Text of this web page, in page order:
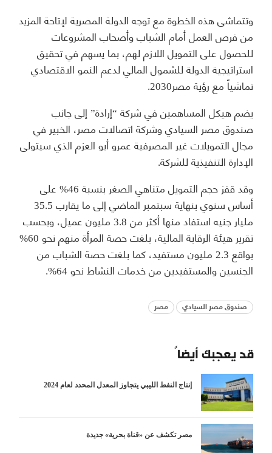
وتتماشى هذه الخطوة مع توجه الدولة المصرية لإتاحة المزيد
من فرص العمل أمام الشباب وأصحاب المشروعات
للحصول على التمويل اللازم لهم، بما يسهم في تحقيق
استراتيجية الدولة للشمول المالي لدعم النمو الاقتصادي
تماشياً مع رؤية مصر2030.
يضم هيكل المساهمين في شركة “إرادة” إلى جانب
صندوق مصر السيادي وشركة اتصالات مصر، الخبير في
مجال التمويلات غير المصرفية عمرو أبو العزم الذي سيتولى
الإدارة التنفيذية للشركة.
وقد قفز حجم التمويل متناهي الصغر بنسبة 46% على
أساس سنوي بنهاية سبتمبر الماضي إلى ما يقارب 35.5
مليار جنيه استفاد منها أكثر من 3.8 مليون عميل، وبحسب
تقرير هيئة الرقابة المالية، بلغت حصة المرأة منهم نحو 60%
بواقع 2.3 مليون مستفيد، كما بلغت حصة الشباب من
الجنسين والمستفيدين من خدمات النشاط نحو 64%.
صندوق مصر السيادي مصر
قد يعجبك أيضاً
إنتاج النفط الليبي يتجاوز المعدل المحدد لعام 2024
مصر تكشف عن «قناة بحرية» جديدة